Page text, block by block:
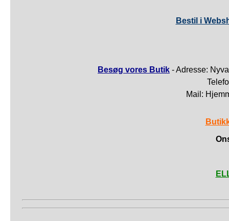
Bestil i
Besøg vores Butik - Adresse:
Mail: